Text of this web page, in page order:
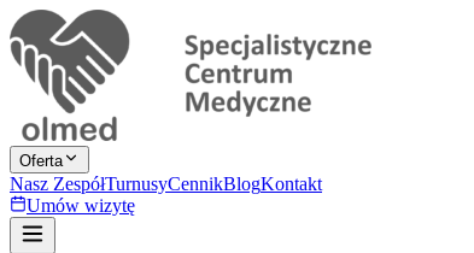
Oferta
Nasz ZespółTurnusyCennikBlogKontakt
Umów wizytę